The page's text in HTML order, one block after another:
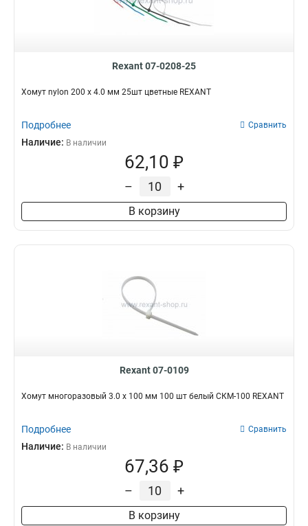
Rexant 07-0208-25
Хомут nylon 200 х 4.0 мм 25шт цветные REXANT
Подробнее Сравнить
Наличие: В наличии
62,10 ₽
– +
В корзину
Rexant 07-0109
Хомут многоразовый 3.0 х 100 мм 100 шт белый СКМ-100 REXANT
Подробнее Сравнить
Наличие: В наличии
67,36 ₽
– +
В корзину